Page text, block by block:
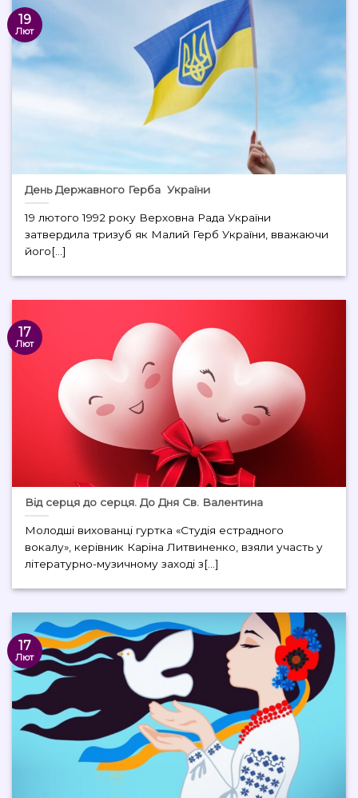
День Державного Герба України
19 лютого 1992 року Верховна Рада України
затвердила тризуб як Малий Герб України, вважаючи
його[...]
19
Лют
Від серця до серця. До Дня Св. Валентина
Молодші вихованці гуртка «Студія естрадного
вокалу», керівник Каріна Литвиненко, взяли участь у
літературно-музичному заході з[...]
17
Лют
17
Лют